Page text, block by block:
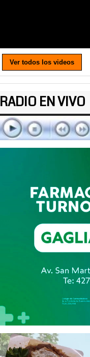
Ver todos los videos
RADIO EN VIVO